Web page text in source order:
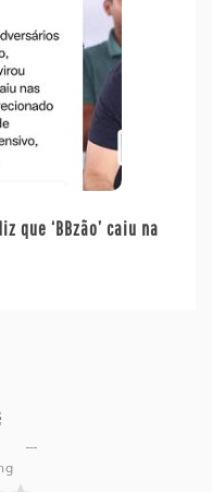
que ‘BBzão’ caiu na